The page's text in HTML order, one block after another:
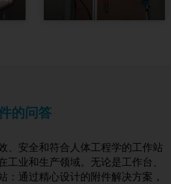
的问答
、安全和符合人体工程学的工作站
工业和生产领域。无论是工作台、
：通过精心设计的附件解决方案，